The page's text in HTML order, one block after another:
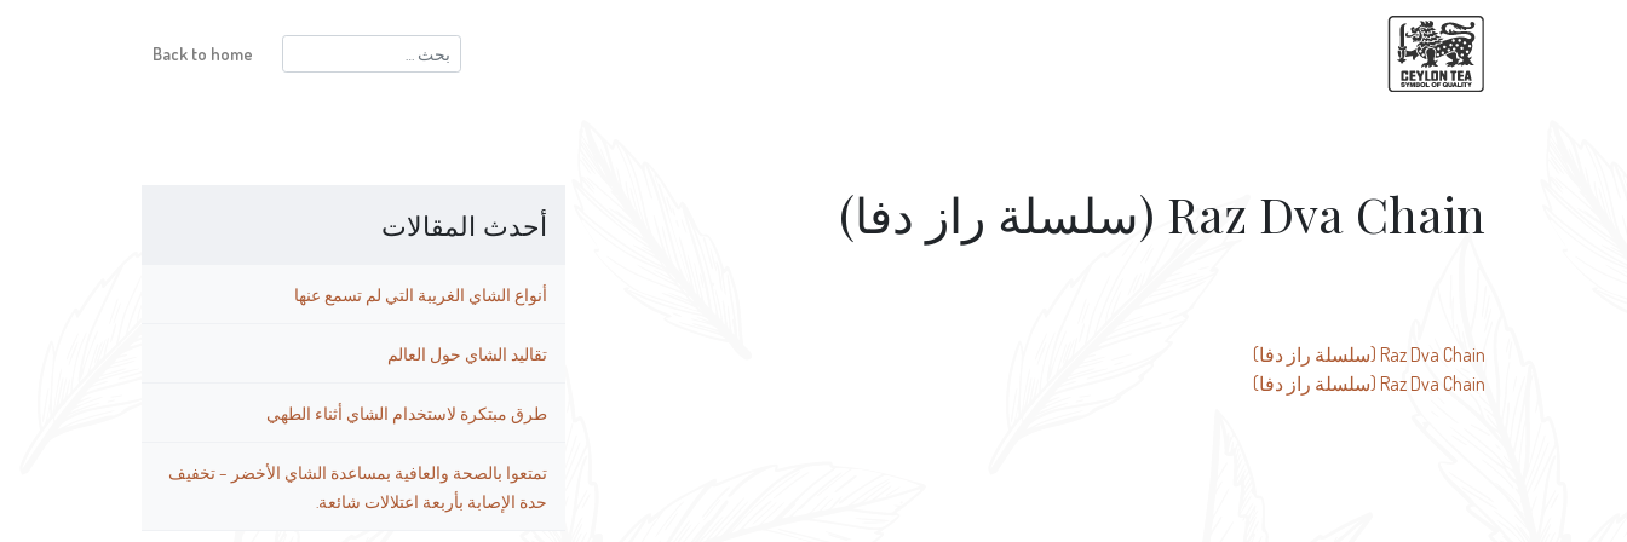
البحث
عن:
Back to home
أحدث المقالات
أنواع الشاي الغريبة التي لم تسمع عنها
تقاليد الشاي حول العالم
طرق مبتكرة لاستخدام الشاي أثناء الطهي
تمتعوا بالصحة والعافية بمساعدة الشاي الأخضر – تخفيف
حدة الإصابة بأربعة اعتلالات شائعة.
Raz Dva Chain (سلسلة راز دفا)
تصفّح
المقالات
Raz Dva Chain (سلسلة راز دفا)
Raz Dva Chain (سلسلة راز دفا)